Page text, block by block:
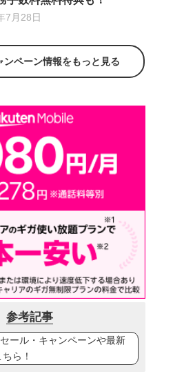
7月28日
ンペーン情報をもっと見る
参考記事
ール・キャンペーンや最新
ら！